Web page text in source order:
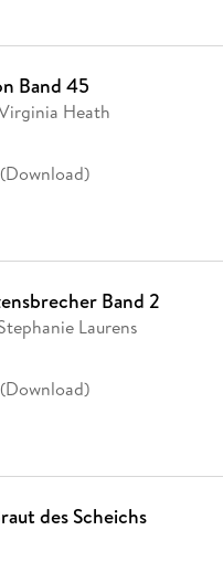
Band 45
Heath
Band 2
Laurens
des Scheichs